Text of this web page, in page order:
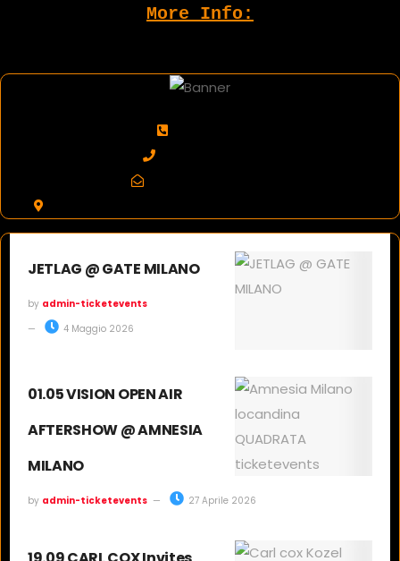
More Info:
JETLAG @ GATE MILANO
by admin-ticketevents
4 Maggio 2026
01.05 VISION OPEN AIR
AFTERSHOW @ AMNESIA
MILANO
by admin-ticketevents 27 Aprile 2026